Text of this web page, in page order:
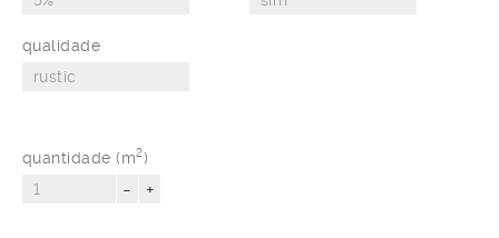
qualidade
quantidade (m2)
- +